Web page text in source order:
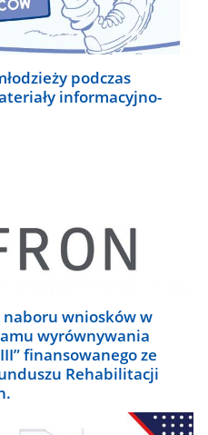
podczas
informacyjno-
naboru wniosków w
wyrównywania
finansowanego ze
Rehabilitacji